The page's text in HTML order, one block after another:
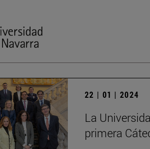
22 | 01 | 2024
La
primera